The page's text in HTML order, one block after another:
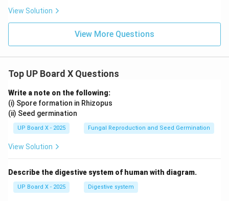
View Solution
View More Questions
Top UP Board X Questions
Write a note on the following:
(i) Spore formation in Rhizopus
(ii) Seed germination
UP Board X - 2025 Fungal Reproduction and Seed Germination
View Solution
Describe the digestive system of human with diagram.
UP Board X - 2025 Digestive system